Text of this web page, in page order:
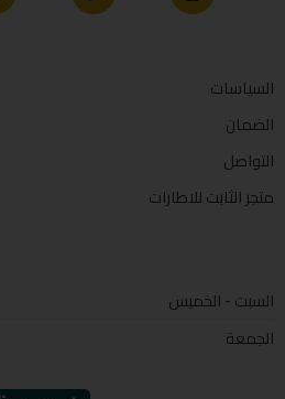
السياسات
الضمان
التواصل
متجر الثابت للاطارات
السبت - الخميس
الجمعة